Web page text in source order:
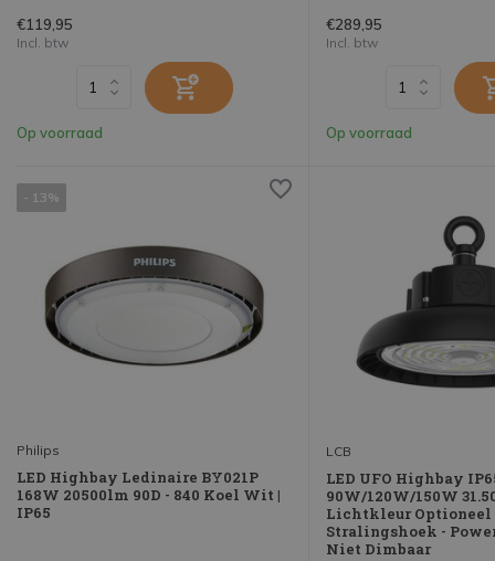
€119,95
Incl. btw
Op voorraad
€289,95
Incl. btw
Op voorraad
- 13%
Philips
LED Highbay Ledinaire BY021P
168W 20500lm 90D - 840 Koel Wit |
IP65
LCB
LED UFO Highbay
90W/120W/150W
Lichtkleur Optioneel
Stralingshoek -
Niet Dimbaar